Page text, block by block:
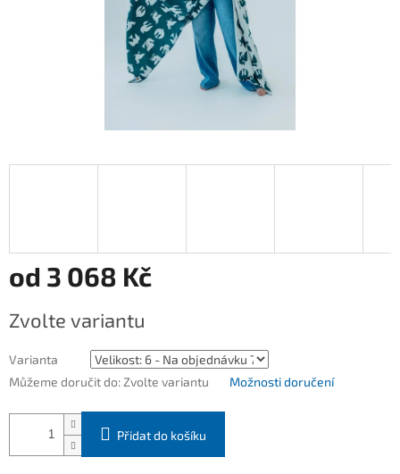
od 3 068 Kč
cena:
Zvolte variantu
Varianta
Můžeme doručit do: Zvolte variantu Možnosti doručení
Přidat do košíku